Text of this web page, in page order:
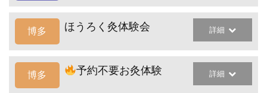
博多 ほうろく灸体験会 詳細
博多 予約不要お灸体験 詳細